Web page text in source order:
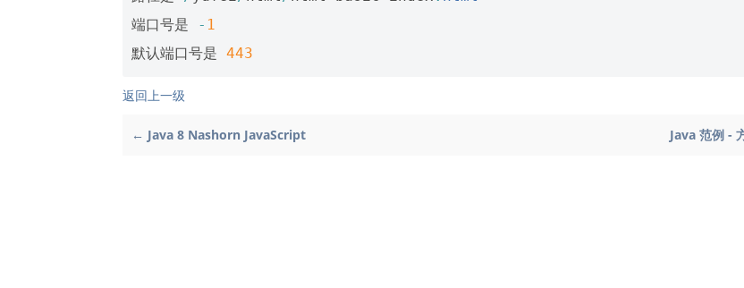
端口号是
- 1
默认端口号是 443
返回上一级
← Java 8 Nashorn JavaScript Java 范例 -